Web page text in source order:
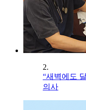
2.
“새벽에도
의사